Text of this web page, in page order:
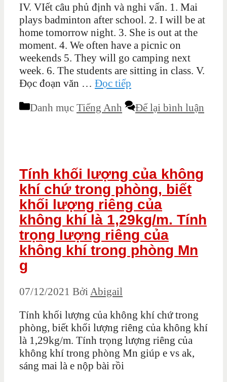
IV. VIết câu phủ định và nghi vấn. 1. Mai
plays badminton after school. 2. I will be at
home tomorrow night. 3. She is out at the
moment. 4. We often have a picnic on
weekends 5. They will go camping next
week. 6. The students are sitting in class. V.
Đọc đoạn văn … Đọc tiếp
Danh mục Tiếng Anh Để lại bình luận
Tính khối lượng của không
khí chứ trong phòng, biết
khối lượng riêng của
không khí là 1,29kg/m. Tính
trọng lượng riêng của
không khí trong phòng Mn
g
07/12/2021 Bởi Abigail
Tính khối lượng của không khí chứ trong
phòng, biết khối lượng riêng của không khí
là 1,29kg/m. Tính trọng lượng riêng của
không khí trong phòng Mn giúp e vs ak,
sáng mai là e nộp bài rồi